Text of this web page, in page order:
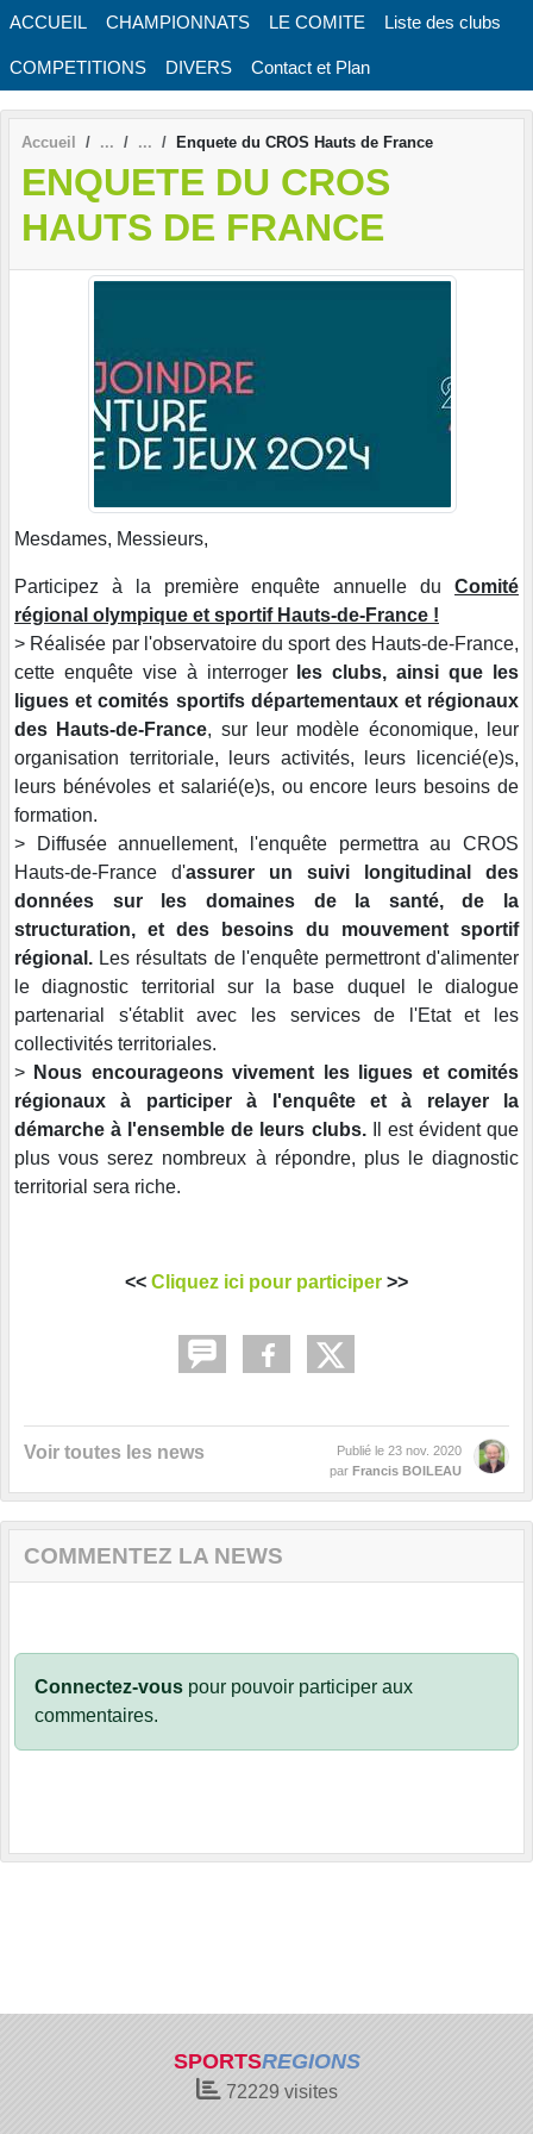
ACCUEIL CHAMPIONNATS LE COMITE Liste des clubs
COMPETITIONS DIVERS Contact et Plan
Accueil Enquete du CROS Hauts de France
ENQUETE DU CROS
HAUTS DE FRANCE
Mesdames, Messieurs,
Participez à la première enquête annuelle du Comité
régional olympique et sportif Hauts-de-France !
> Réalisée par l'observatoire du sport des Hauts-de-France,
cette enquête vise à interrogerles clubs, ainsi que les
ligues et comités sportifs départementaux et régionaux
des Hauts-de-France, sur leur modèle économique, leur
organisation territoriale, leurs activités, leurs licencié(e)s,
leurs bénévoles et salarié(e)s, ou encore leurs besoins de
formation.
> Diffusée annuellement, l'enquête permettra au CROS
Hauts-de-France d'assurer un suivi longitudinal des
données sur les domaines de la santé, de la
structuration, et des besoins du mouvement sportif
régional. Les résultats de l'enquête permettront d'alimenter
le diagnostic territorial sur la base duquel le dialogue
partenarial s'établit avec les services de l'Etat et les
collectivités territoriales.
> Nous encourageons vivement les ligues et comités
régionaux à participer à l'enquête et à relayer la
démarche à l'ensemble de leurs clubs.
Il est évident que
plus vous serez nombreux à répondre, plus le diagnostic
territorial sera riche.
<< Cliquez ici pour participer >>
Voir toutes les news Publié le 23 nov. 2020
par Francis BOILEAU
COMMENTEZ LA NEWS
Connectez-vous pour pouvoir participer aux
commentaires.
SPORTSREGIONS
72229 visites
Panneau de gestion des cookies